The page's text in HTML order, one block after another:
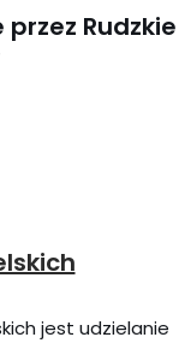
przez Rudzkie
jest udzielanie